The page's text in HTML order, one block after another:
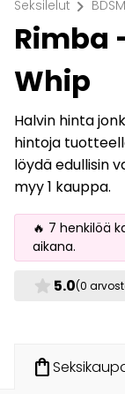
Seksilelut chevron_right BDSM
Rimba
Whip
Halvin hinta
hintoja
löydä edullisin
myy 1 kauppa.
🔥 7 henkilöä
aikana.
star 5.0(0
shopping_bag